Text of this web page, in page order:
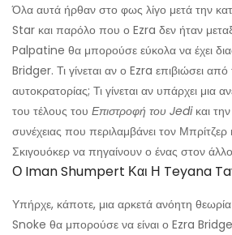
Όλα αυτά ήρθαν στο φως λίγο μετά την
Star και παρόλο που ο Ezra δεν ήταν
Palpatine θα μπορούσε εύκολα να έχει
Bridger. Τι γίνεται αν ο Ezra επιβιώσει
αυτοκρατορίας; Τι γίνεται αν υπάρχει μια
του τέλους του Επιστροφή του Jediκαι
συνέχειας που περιλαμβάνει τον Μπρίτζερ
Σκιγουόκερ να πηγαίνουν ο ένας στον
Ο Iman Shumpert Και Η Teyana
Υπήρχε, κάποτε, μια αρκετά ανόητη
Snoke θα μπορούσε να είναι ο Ezra